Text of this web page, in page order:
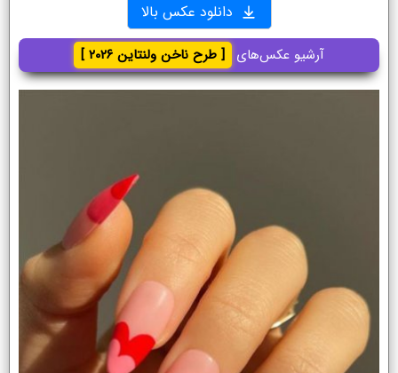
دانلود عکس بالا
آرشیو عکس‌های [ طرح ناخن ولنتاین ۲۰۲۶ ]